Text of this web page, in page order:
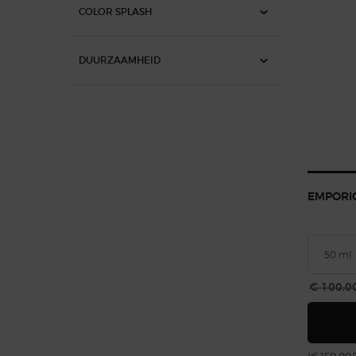
COLOR SPLASH
DUURZAAMHEID
Oude
€